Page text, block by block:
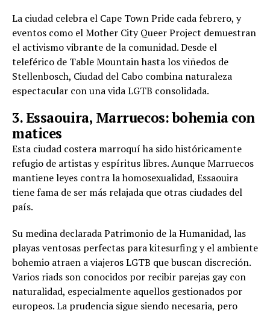
La ciudad celebra el Cape Town Pride cada febrero, y
eventos como el Mother City Queer Project demuestran
el activismo vibrante de la comunidad. Desde el
teleférico de Table Mountain hasta los viñedos de
Stellenbosch, Ciudad del Cabo combina naturaleza
espectacular con una vida LGTB consolidada.
3. Essaouira, Marruecos: bohemia con
matices
Esta ciudad costera marroquí ha sido históricamente
refugio de artistas y espíritus libres. Aunque Marruecos
mantiene leyes contra la homosexualidad, Essaouira
tiene fama de ser más relajada que otras ciudades del
país.
Su medina declarada Patrimonio de la Humanidad, las
playas ventosas perfectas para kitesurfing y el ambiente
bohemio atraen a viajeros LGTB que buscan discreción.
Varios riads son conocidos por recibir parejas gay con
naturalidad, especialmente aquellos gestionados por
europeos. La prudencia sigue siendo necesaria, pero